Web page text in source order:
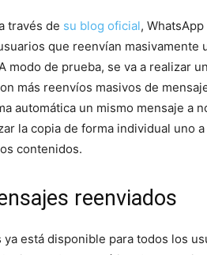
través de su blog oficial,
que reenvían masivamente
modo de prueba, se va a realizar
más reenvíos masivos de
automática un mismo mensaje a
la copia de forma individual uno
contenidos.
reenviados
está disponible para todos los